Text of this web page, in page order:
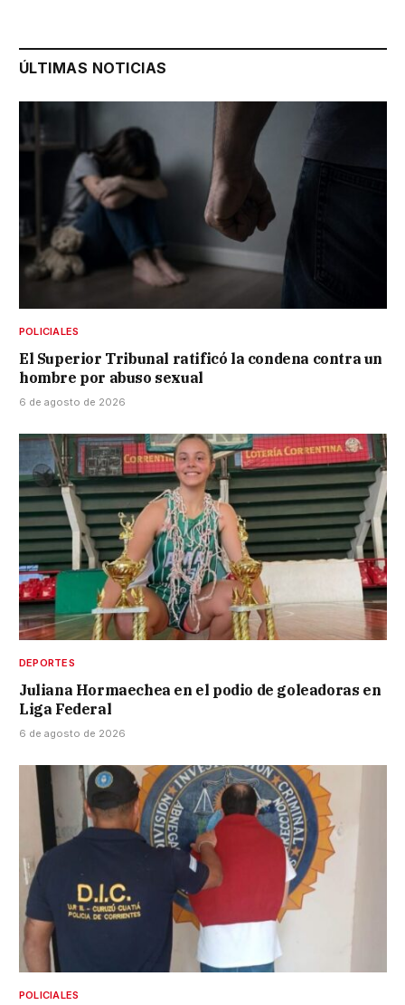
ÚLTIMAS NOTICIAS
POLICIALES
El Superior Tribunal ratificó la condena contra un
hombre por abuso sexual
6 de agosto de 2026
DEPORTES
Juliana Hormaechea en el podio de goleadoras en
Liga Federal
6 de agosto de 2026
POLICIALES